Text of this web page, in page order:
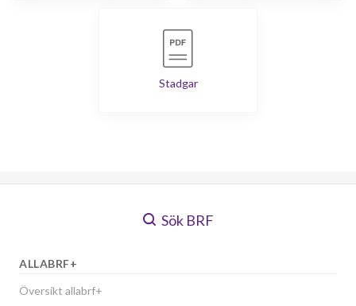
Stadgar
Sök BRF
ALLABRF+
Översikt allabrf+